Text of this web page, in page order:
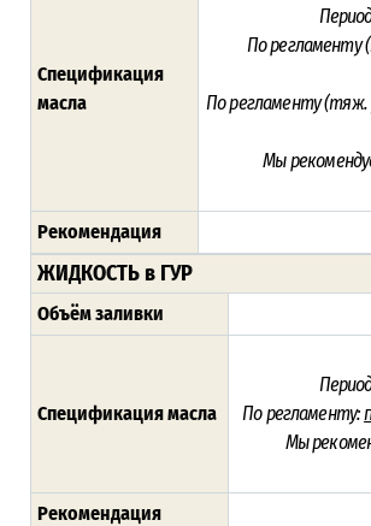
Спецификация
масла
По регламенту
По регламенту (тяж.
Мы
Рекомендация
ЖИДКОСТЬ в ГУР
Объём заливки
Спецификация масла
По регламенту:
Мы
Рекомендация